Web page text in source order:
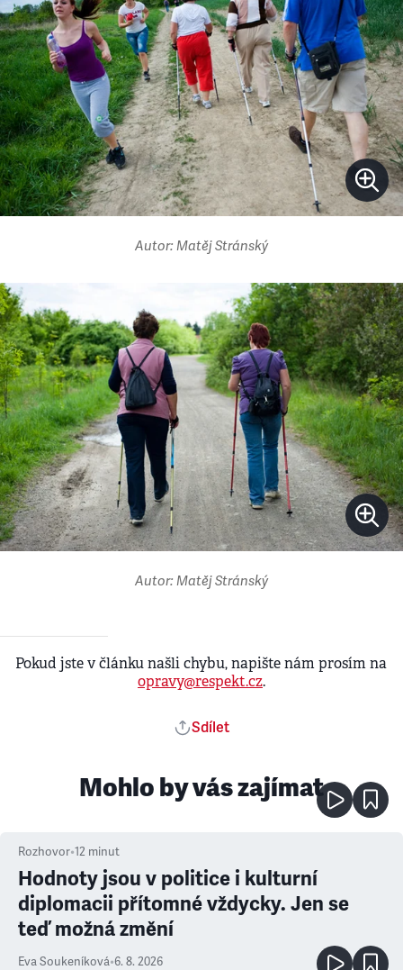
Autor: Matěj Stránský
Autor: Matěj Stránský
Pokud jste v článku našli chybu, napište nám prosím na
opravy@respekt.cz.
Sdílet
Mohlo by vás zajímat
Rozhovor•12 minut
Hodnoty jsou v politice i kulturní
diplomacii přítomné vždycky. Jen se
teď možná změní
Eva Soukeníková•6. 8. 2026